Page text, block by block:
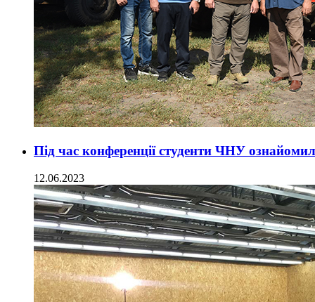
Під час конференції студенти ЧНУ
12.06.2023